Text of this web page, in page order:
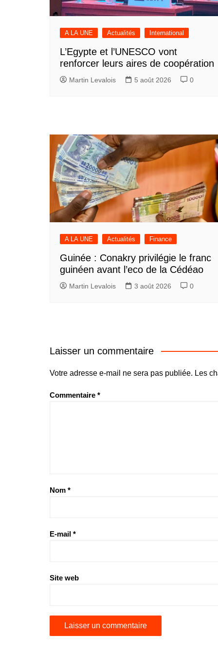
A LA UNE Actualités International
L’Egypte et l’UNESCO vont
renforcer leurs aires de coopération
Martin Levalois 5 août 2026 0
A LA UNE Actualités Finance
Guinée : Conakry privilégie le franc
guinéen avant l’eco de la Cédéao
Martin Levalois 3 août 2026 0
Laisser un commentaire
Votre adresse e-mail ne sera pas publiée. Les
Commentaire *
Nom *
E-mail *
Site web